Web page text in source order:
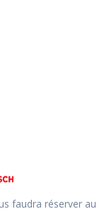
faudra réserver au